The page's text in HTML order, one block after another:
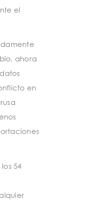
el
ahora
en
54